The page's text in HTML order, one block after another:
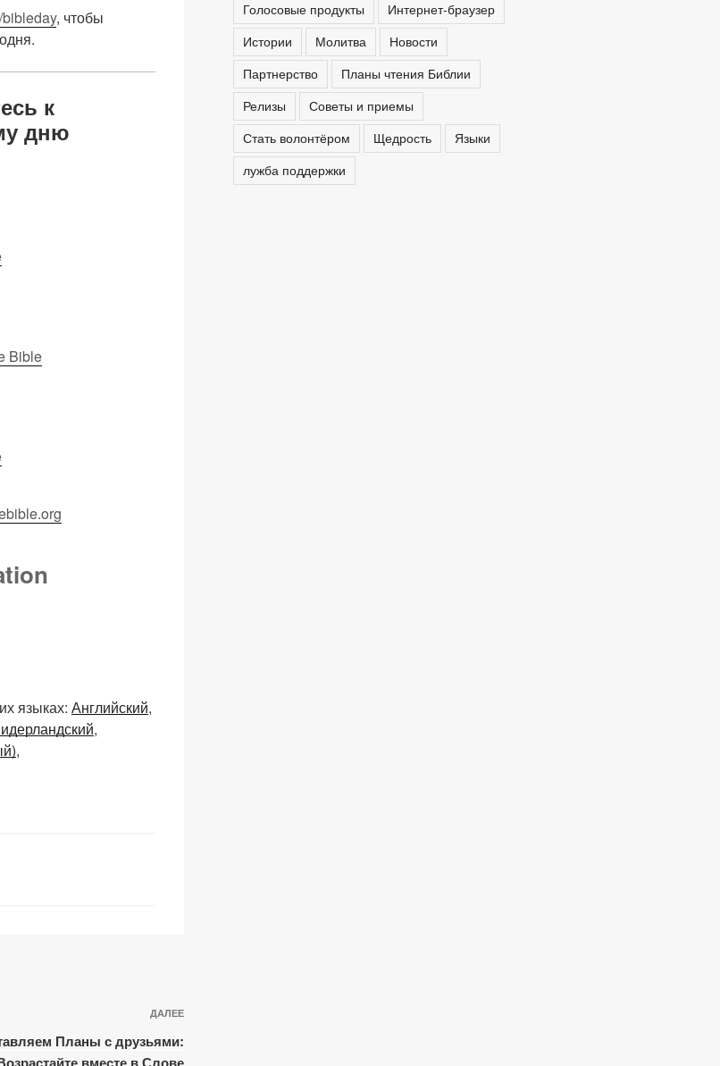
, чтобы
к
дню
Bible
языках: Английский
Следующая
ДАЛЕЕ
Планы с друзьями:
вместе в Слове
Голосовые продукты
Интернет-браузер
Истории
Молитва
Новости
Партнерство
Планы чтения Библии
Релизы
Советы и приемы
Стать волонтёром
Щедрость
Языки
лужба поддержки